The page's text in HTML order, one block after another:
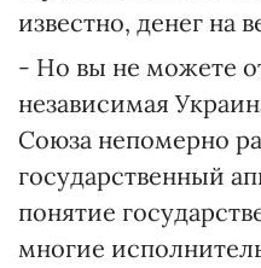
известно, денег на
- Но вы не можете
независимая
Союза непомерно
государственный
понятие
многие